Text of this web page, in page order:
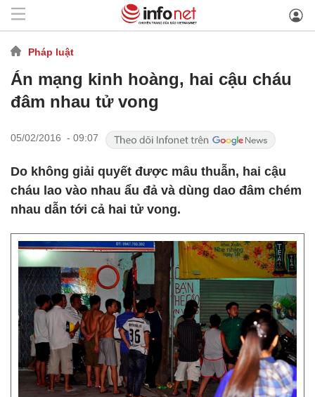
Pháp luật
Án mạng kinh hoàng, hai cậu cháu
đâm nhau tử vong
05/02/2016 - 09:07
Do không giải quyết được mâu thuẫn, hai cậu
cháu lao vào nhau ẩu đả và dùng dao đâm chém
nhau dẫn tới cả hai tử vong.